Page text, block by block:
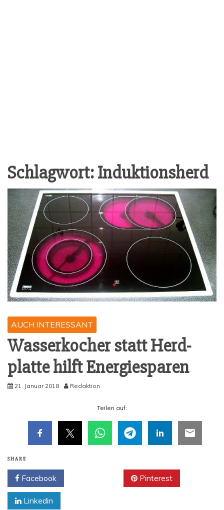
Schlagwort:Induktionsherd
AUCH INTERESSANT
Was­ser­ko­cher statt Herd­
plat­te hilft Energiesparen
21. Januar 2018 Redaktion
Tei­len auf:
SHARE
Facebook Pinterest
Linkedin